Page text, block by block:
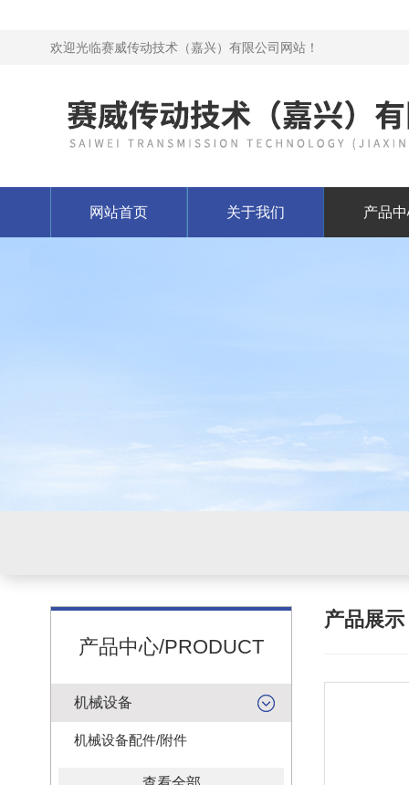
欢迎光临赛威传动技术（嘉兴）有限公司网站！
网站首页 关于我们 产品
产品中心/PRODUCT
机械设备
机械设备配件/附件
产品展示